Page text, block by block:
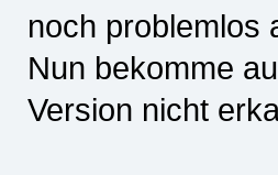
noch problemlos
Nun bekomme
Version nicht